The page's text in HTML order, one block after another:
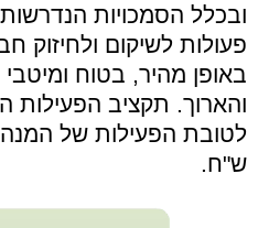
ובכלל הסמכויות הנדרשות
פעולות לשיקום ולחיזוק
באופן מהיר, בטוח ומיטבי
והארוך. תקציב הפעילות
לטובת הפעילות של
ש"ח.